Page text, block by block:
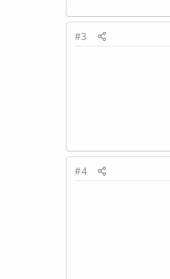
#3
#4